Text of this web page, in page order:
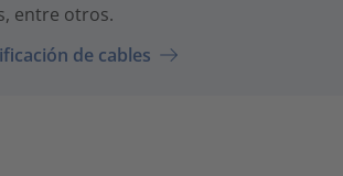
entre otros.
de cables